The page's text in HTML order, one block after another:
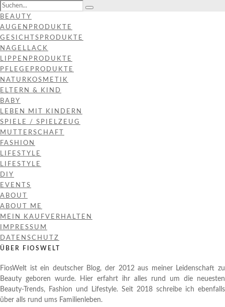
BEAUTY
AUGENPRODUKTE
GESICHTSPRODUKTE
NAGELLACK
LIPPENPRODUKTE
PFLEGEPRODUKTE
NATURKOSMETIK
ELTERN & KIND
BABY
LEBEN MIT KINDERN
SPIELE / SPIELZEUG
MUTTERSCHAFT
FASHION
LIFESTYLE
LIFESTYLE
DIY
EVENTS
ABOUT
ABOUT ME
MEIN KAUFVERHALTEN
IMPRESSUM
DATENSCHUTZ
ÜBER FIOSWELT
FiosWelt ist ein deutscher Blog, der 2012 aus meiner Leidenschaft zu
Beauty geboren wurde. Hier erfahrt ihr alles rund um die neuesten
Beauty-Trends, Fashion und Lifestyle. Seit 2018 schreibe ich ebenfalls
über alls rund ums Familienleben.